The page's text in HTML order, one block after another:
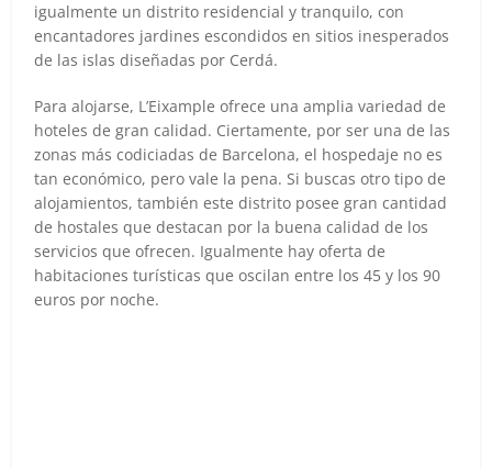
igualmente un distrito residencial y tranquilo, con
encantadores jardines escondidos en sitios inesperados
de las islas diseñadas por Cerdá.
Para alojarse, L’Eixample ofrece una amplia variedad de
hoteles de gran calidad. Ciertamente, por ser una de las
zonas más codiciadas de Barcelona, el hospedaje no es
tan económico, pero vale la pena. Si buscas otro tipo de
alojamientos, también este distrito posee gran cantidad
de hostales que destacan por la buena calidad de los
servicios que ofrecen. Igualmente hay oferta de
habitaciones turísticas que oscilan entre los 45 y los 90
euros por noche.